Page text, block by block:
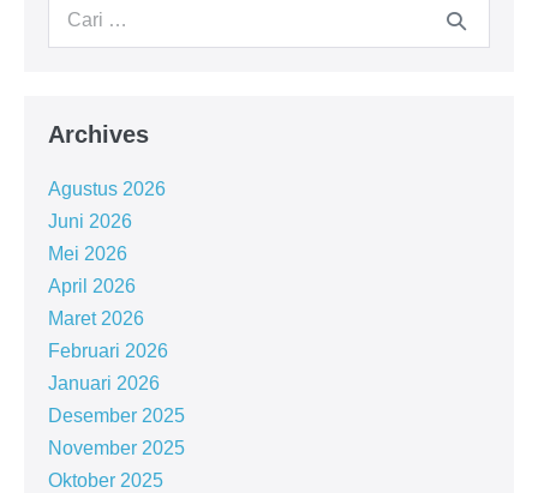
Archives
Agustus 2026
Juni 2026
Mei 2026
April 2026
Maret 2026
Februari 2026
Januari 2026
Desember 2025
November 2025
Oktober 2025